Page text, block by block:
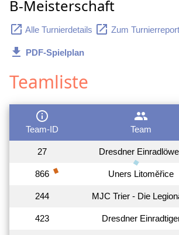
B-Meisterschaft
launch Alle Turnierdetails launch Zum Turnierreport
download PDF-Spielplan
Teamliste
info_outline
Team-ID
group
Team
27 Dresdner
866 Uners Litoměřice
244 MJC Trier - Die
423 Dresdner